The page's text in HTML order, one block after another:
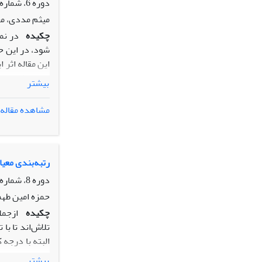
میثم مددی،
چکیده
‏شود، در این
بیشتر
مشاهده مقاله
رتبه‌بندی
دوره 8، شماره 1، بهار 1397، صفحه
حمزه امین
چکیده
تلاش‌اند تا
البته با